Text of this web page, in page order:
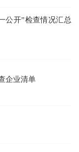
公开”检查情况汇总
企业清单